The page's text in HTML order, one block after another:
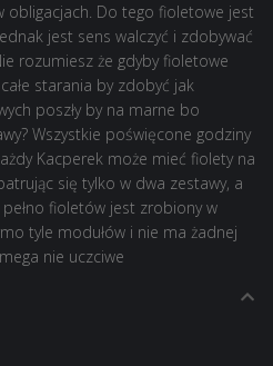
obligacjach. Do tego fioletowe jest
jest sens walczyć i zdobywać
rozumiesz że gdyby fioletowe
starania by zdobyć jak
poszły by na marne bo
Wszystkie poświęcone godziny
Kacperek może mieć fiolety na
się tylko w dwa zestawy, a
fioletów jest zrobiony w
tyle modułów i nie ma żadnej
nie uczciwe